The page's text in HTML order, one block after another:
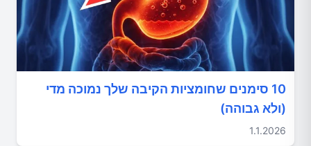
10 סימנים שחומציות הקיבה שלך נמוכה מדי
(ולא גבוהה)
1.1.2026